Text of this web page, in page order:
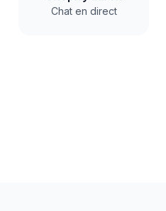
Chat en direct